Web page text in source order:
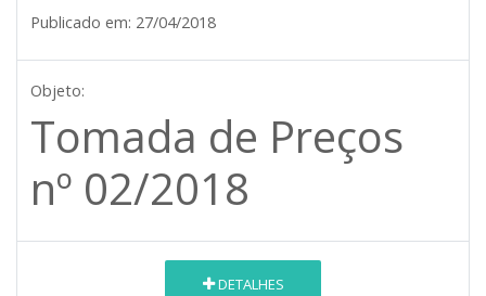
Publicado em: 27/04/2018
Objeto:
Tomada de Preços
nº 02/2018
DETALHES